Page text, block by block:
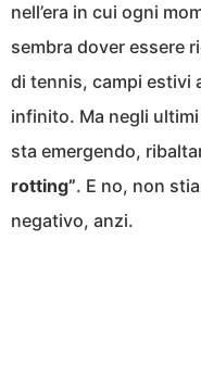
nell’era in cui ogni
sembra dover essere
di tennis, campi estivi
infinito. Ma negli
sta emergendo,
rotting”. E no, non
negativo, anzi.